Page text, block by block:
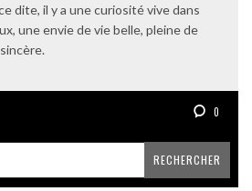
dite, il y a une curiosité vive dans
une envie de vie belle, pleine de
0